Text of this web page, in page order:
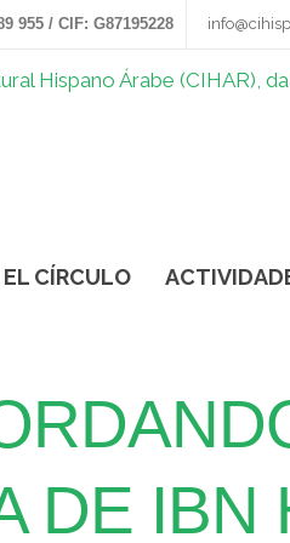
955 / CIF: G87195228
EL CÍRCULO
DE IBN